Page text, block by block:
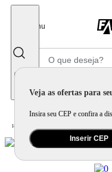
Menu
Veja as ofertas para
Insira seu CEP e confira a
Inserir CEP
Home